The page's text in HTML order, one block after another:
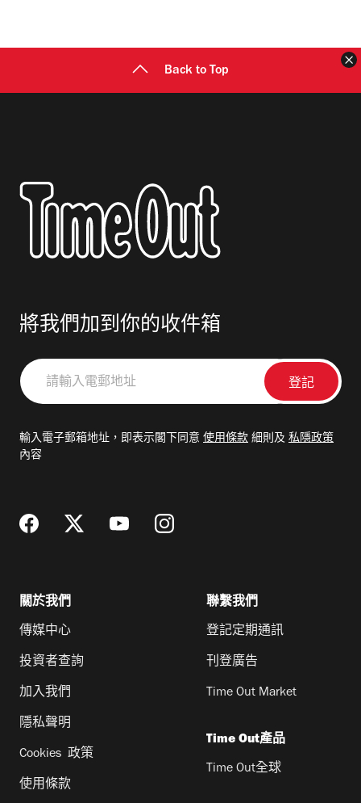
Back to Top
將我們加到你的收件箱
請
輸
郵
輸入電子郵箱地址，即表示閣下同意 使用條款 細則及 私隱政策
內容
關於我們
傳媒中心
投資者查詢
加入我們
隱私聲明
Cookies 政策
使用條款
聯繫我們
登記定期通訊
刊登廣告
Time Out Market
Time Out產品
Time Out全球